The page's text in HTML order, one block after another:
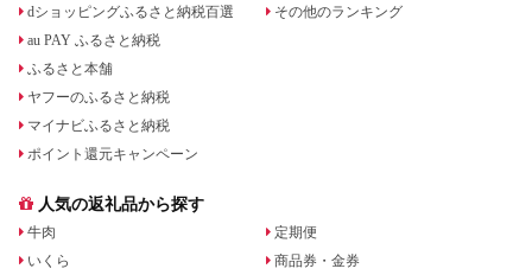
dショッピングふるさと納税百選
au PAY ふるさと納税
ふるさと本舗
ヤフーのふるさと納税
マイナビふるさと納税
ポイント還元キャンペーン
その他のランキング
人気の返礼品から探す
牛肉
いくら
定期便
商品券・金券